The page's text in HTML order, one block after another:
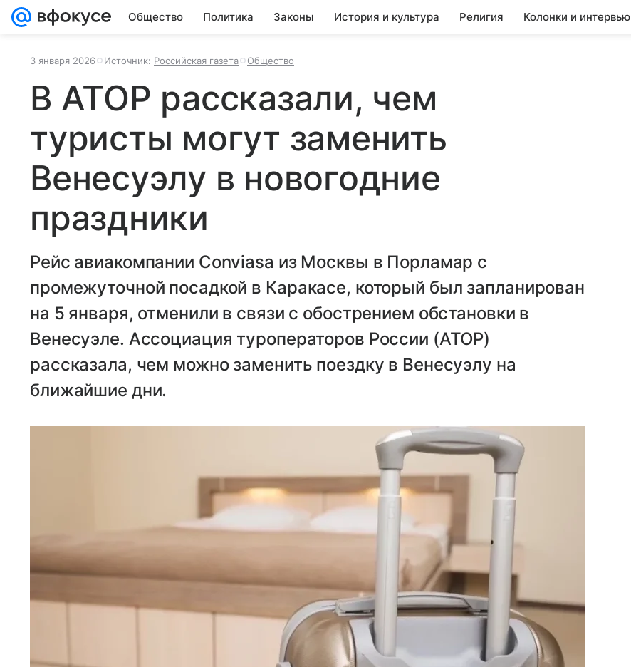
Общество Политика Законы История и культура Религия Колонки и интервью
3 января 2026 Источник: Российская газета Общество
В АТОР рассказали, чем
туристы могут заменить
Венесуэлу в новогодние
праздники
Рейс авиакомпании Conviasa из Москвы в Порламар с
промежуточной посадкой в Каракасе, который был запланирован
на 5 января, отменили в связи с обострением обстановки в
Венесуэле. Ассоциация туроператоров России (АТОР)
рассказала, чем можно заменить поездку в Венесуэлу на
ближайшие дни.